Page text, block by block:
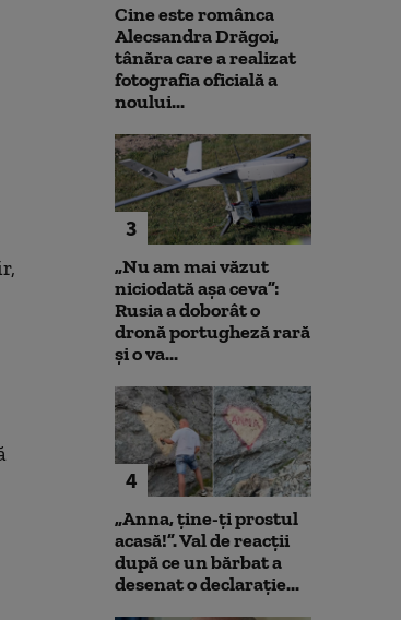
Cine este românca
Alecsandra Drăgoi,
tânăra care a realizat
fotografia oficială a
noului...
3
„Nu am mai văzut
niciodată așa ceva”:
Rusia a doborât o
dronă portugheză rară
și o va...
4
„Anna, ţine-ţi prostul
acasă!”. Val de reacții
după ce un bărbat a
desenat o declarație...